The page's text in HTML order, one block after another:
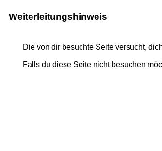
Weiterleitungshinweis
Die von dir besuchte Seite versucht,
Falls du diese Seite nicht besuchen